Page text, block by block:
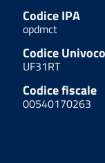
Codice IPA
opdmct
Codice
UF31RT
Codice fiscale
00540170263